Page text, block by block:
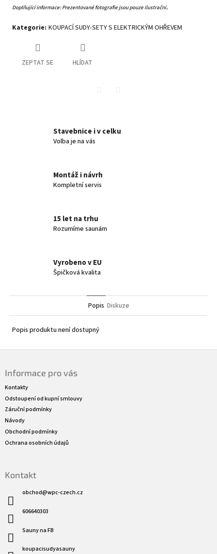
Doplňující informace: Prezentované fotografie jsou pouze ilustrační.
Kategorie: KOUPACÍ SUDY-SETY S ELEKTRICKÝM OHŘEVEM
ZEPTAT SE HLÍDAT
Stavebnice i v celku
Volba je na vás
Montáž i návrh
Kompletní servis
15 let na trhu
Rozumíme saunám
Vyrobeno v EU
Špičková kvalita
Popis Diskuze
Popis produktu není dostupný
Informace pro vás
Kontakty
Odstoupení od kupní smlouvy
Záruční podmínky
Návody
Obchodní podmínky
Ochrana osobních údajů
Kontakt
obchod@wpc-czech.cz
606640303
Sauny na FB
koupacisudyasauny